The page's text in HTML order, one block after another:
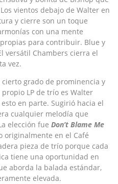
vientos debajo de Walter en
y cierre son un toque
con una mente
para contribuir. Blue y
versátil Chambers cierra el
vez.
grado de prominencia y
LP de trío es Walter
en parte. Sugirió hacia el
cualquier melodía que
elección fue Don’t Blame Me
originalmente en el Café
pieza de trío porque cada
tiene una oportunidad en
aborda la balada estándar,
elevada.